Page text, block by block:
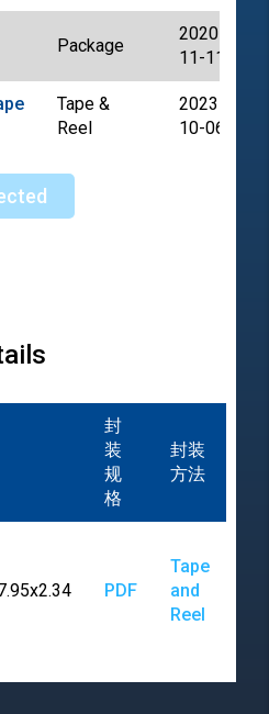
Package
2020-
11-11
Tape &
Reel
2023-
10-06
封
装
规
格
封装
方法
PDF
Tape
and
Reel